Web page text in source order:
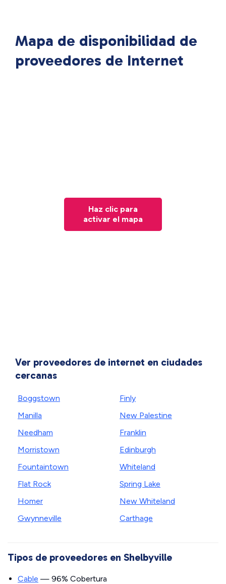
Mapa de disponibilidad de
proveedores de Internet
Haz clic para
activar el mapa
Ver proveedores de internet en ciudades
cercanas
Boggstown
Manilla
Needham
Morristown
Fountaintown
Flat Rock
Homer
Gwynneville
Finly
New Palestine
Franklin
Edinburgh
Whiteland
Spring Lake
New Whiteland
Carthage
Tipos de proveedores en Shelbyville
Cable — 96% Cobertura